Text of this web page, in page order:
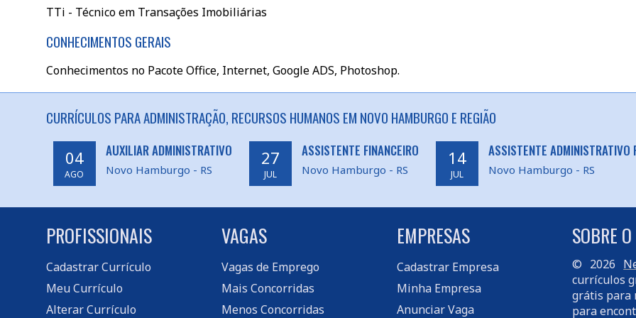
TTi - Técnico em Transações Imobiliárias
CONHECIMENTOS GERAIS
Conhecimentos no Pacote Office, Internet, Google ADS, Photoshop.
CURRÍCULOS PARA ADMINISTRAÇÃO, RECURSOS HUMANOS EM NOVO HAMBURGO E REGIÃO
04
AGO
AUXILIAR ADMINISTRATIVO
Novo Hamburgo - RS
27
JUL
ASSISTENTE FINANCEIRO
Novo Hamburgo - RS
14
JUL
ASSISTENTE ADMINISTRATIVO
Novo Hamburgo - RS
PROFISSIONAIS
Cadastrar Currículo
Meu Currículo
Alterar Currículo
VAGAS
Vagas de Emprego
Mais Concorridas
Menos Concorridas
EMPRESAS
Cadastrar Empresa
Minha Empresa
Anunciar Vaga
SOBRE
© 2026
currículos
grátis para
para